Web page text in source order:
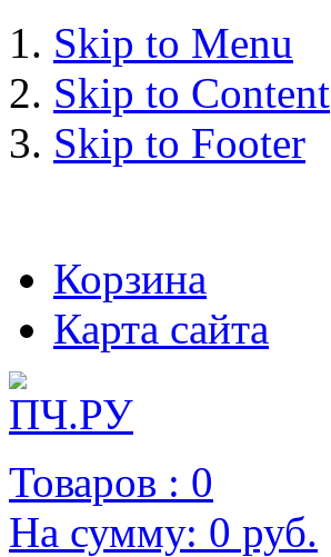
Skip to Menu
Skip to Content
Skip to Footer
Корзина
Карта сайта
Товаров : 0
На сумму: 0 руб.